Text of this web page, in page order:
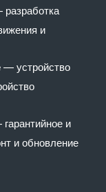
и
— устройство
и
и обновление